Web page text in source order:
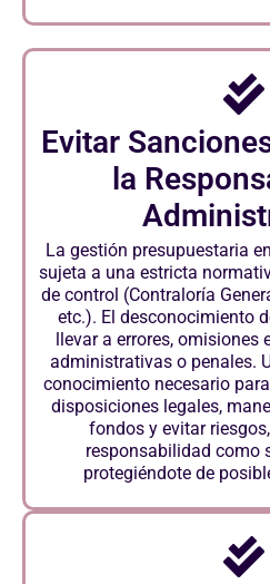
Evitar
la
La gestión presupuestaria
sujeta a una estricta
de control (Contraloría
etc.). El desconocimiento
llevar a errores, omisiones
administrativas o penales.
conocimiento necesario
disposiciones legales,
fondos y evitar
responsabilidad como
protegiéndote de